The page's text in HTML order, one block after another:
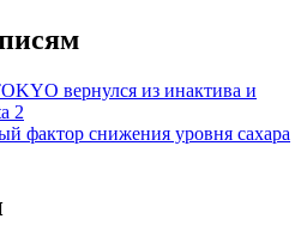
вернулся из инактива и
2
фактор снижения уровня сахара